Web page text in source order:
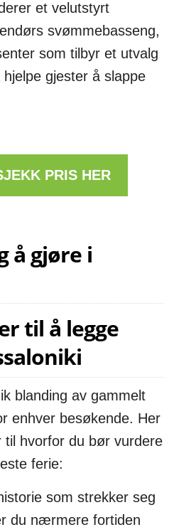
et velutstyrt
svømmebasseng,
som tilbyr et utvalg
gjester å slappe
PRIS HER
å gjøre i
til å legge
blanding av gammelt
enhver besøkende. Her
til hvorfor du bør vurdere
ferie:
som strekker seg
du nærmere fortiden